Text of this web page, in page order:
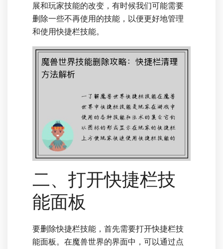
展和玩家技能的改变，有时候我们可能需要
删除一些不再使用的技能，以便更好地管理
和使用快捷栏技能。
二、打开快捷栏技
能面板
要删除快捷栏技能，首先需要打开快捷栏技
能面板。在魔兽世界的界面中，可以通过点